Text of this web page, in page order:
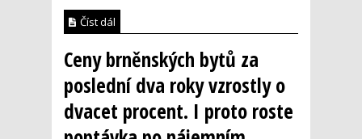
Číst dál
Ceny brněnských bytů za
poslední dva roky vzrostly o
dvacet procent. I proto roste